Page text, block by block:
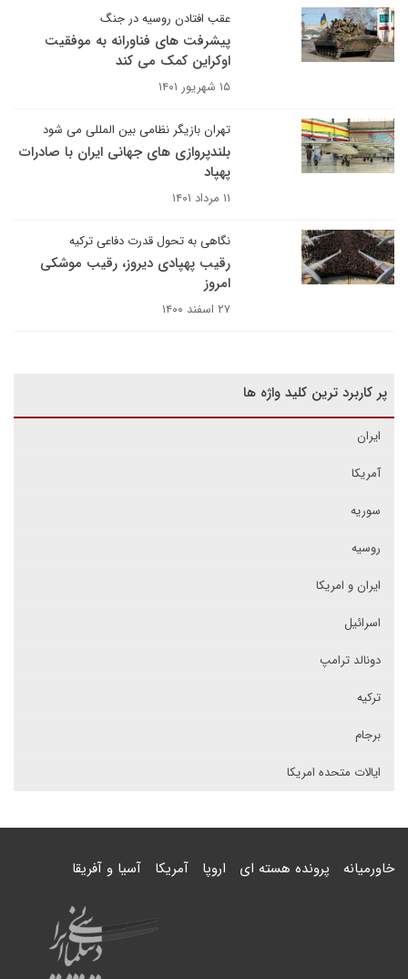
عقب افتادن روسیه در جنگ
پیشرفت های فناورانه به موفقیت
اوکراین کمک می کند
۱۵ شهریور ۱۴۰۱
تهران بازیگر نظامی بین المللی می شود
بلندپروازی های جهانی ایران با صادرات
پهپاد
۱۱ مرداد ۱۴۰۱
نگاهی به تحول قدرت دفاعی ترکیه
رقیب پهپادی دیروز، رقیب موشکی
امروز
۲۷ اسفند ۱۴۰۰
پر کاربرد ترین کلید واژه ها
ایران
آمریکا
سوریه
روسیه
ایران و امریکا
اسرائیل
دونالد ترامپ
ترکیه
برجام
ایالات متحده امریکا
خاورمیانه پرونده هسته ای اروپا آمریکا آسیا و آفریقا